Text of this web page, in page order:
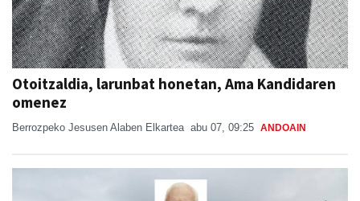
Otoitzaldia, larunbat honetan, Ama Kandidaren
omenez
Berrozpeko Jesusen Alaben Elkartea abu 07, 09:25 ANDOAIN